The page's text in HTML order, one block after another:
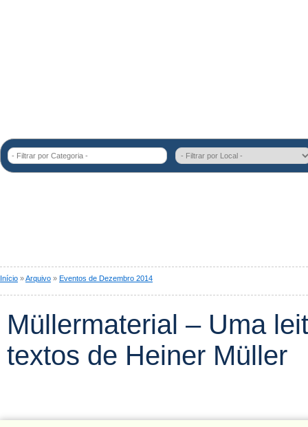
- Filtrar por Categoria -
Início »Arquivo » Eventos de Dezembro 2014
Müllermaterial – Uma
textos de Heiner Müller